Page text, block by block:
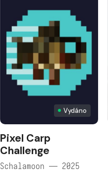
Vydáno
Pixel Carp
Challenge
Schalamoon — 2025